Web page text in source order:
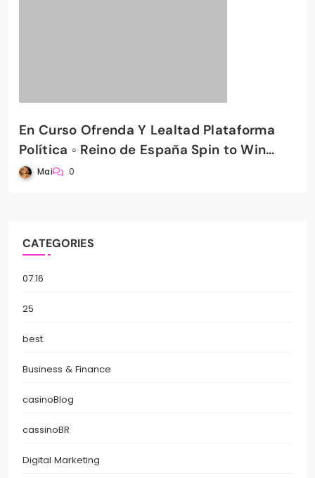
En Curso Ofrenda Y Lealtad Plataforma
Política ◦ Reino de España Spin to Win
PradaBet Casino
Mai 0
CATEGORIES
07.16
25
best
Business & Finance
casinoBlog
cassinoBR
Digital Marketing